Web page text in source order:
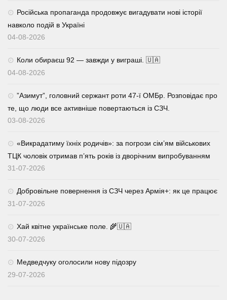
Російська пропаганда продовжує вигадувати нові історії
навколо подій в Україні
04-08-2026
Коли обираєш 92 — завжди у виграші. 🇺🇦
04-08-2026
⁨”Азимут”, головний сержант роти 47-ї ОМБр. Розповідає про
те, що люди все активніше повертаються із СЗЧ.
03-08-2026
«Викрадатиму їхніх родичів»: за погрози сім’ям військових
ТЦК чоловік отримав п’ять років із дворічним випробуванням
31-07-2026
Добровільне повернення із СЗЧ через Армія+: як це працює
31-07-2026
Хай квітне українське поле. 🌾🇺🇦
30-07-2026
Медведчуку оголосили нову підозру
29-07-2026